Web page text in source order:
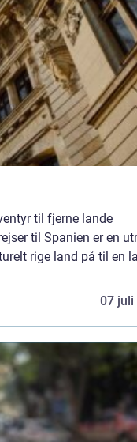
til fjerne lande
til Spanien er en
rige land på til en
07 juli